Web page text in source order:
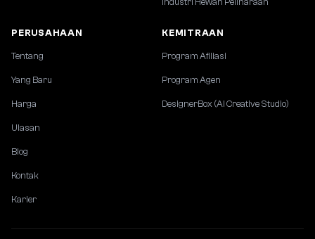
PERUSAHAAN
Tentang
Yang Baru
Harga
Ulasan
Blog
Kontak
Karier
KEMITRAAN
Program Afiliasi
Program Agen
DesignerBox (AI Creative Studio)